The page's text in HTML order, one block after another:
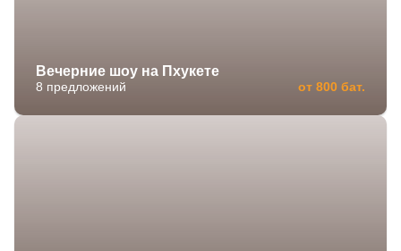
Вечерние шоу на Пхукете
8 предложений от 800 бат.